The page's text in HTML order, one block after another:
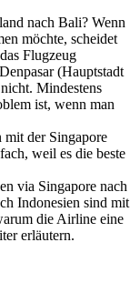
nach Bali? Wenn
möchte, scheidet
Flugzeug
(Hauptstadt
Mindestens
ist, wenn man
mit der Singapore
weil es die beste
via Singapore nach
Indonesien sind mit
die Airline eine
erläutern.